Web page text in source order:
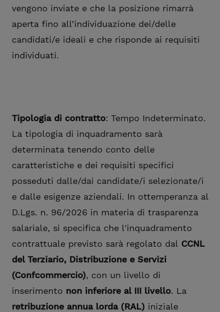
vengono inviate e che la posizione rimarrà
aperta fino all’individuazione dei/delle
candidati/e ideali e che risponde ai requisiti
individuati.
Tipologia di contratto: Tempo Indeterminato.
La tipologia di inquadramento sarà
determinata tenendo conto delle
caratteristiche e dei requisiti specifici
posseduti dalle/dai candidate/i selezionate/i
e dalle esigenze aziendali. In ottemperanza al
D.Lgs. n. 96/2026 in materia di trasparenza
salariale, si specifica che l'inquadramento
contrattuale previsto sarà regolato dal CCNL
del Terziario, Distribuzione e Servizi
(Confcommercio), con un livello di
inserimento non inferiore al III livello. La
retribuzione annua lorda (RAL) iniziale